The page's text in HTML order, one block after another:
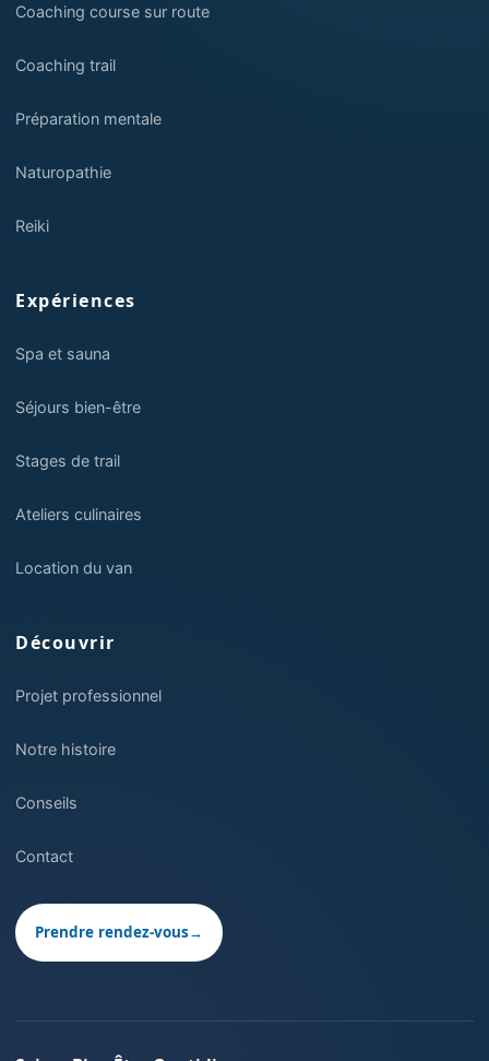
Coaching course sur route
Coaching trail
Préparation mentale
Naturopathie
Reiki
Expériences
Spa et sauna
Séjours bien-être
Stages de trail
Ateliers culinaires
Location du van
Découvrir
Projet professionnel
Notre histoire
Conseils
Contact
Prendre rendez-vous→